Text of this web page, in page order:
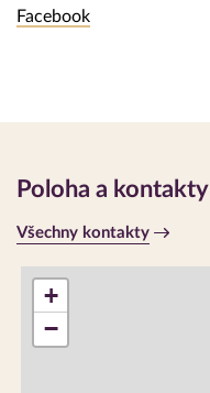
Facebook
Poloha a kontakty
Všechny kontakty
+
−